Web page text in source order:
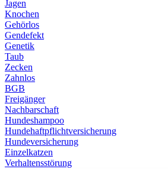
Jagen
Knochen
Gehörlos
Gendefekt
Genetik
Taub
Zecken
Zahnlos
BGB
Freigänger
Nachbarschaft
Hundeshampoo
Hundehaftpflichtversicherung
Hundeversicherung
Einzelkatzen
Verhaltensstörung